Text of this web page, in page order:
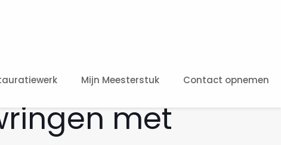
Mijn Meesterstuk Contact opnemen
met